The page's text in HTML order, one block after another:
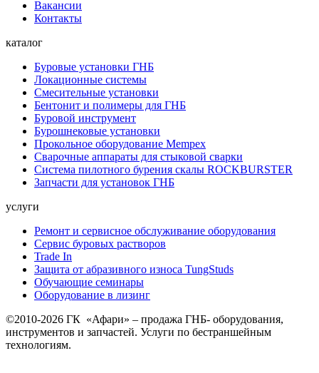
Вакансии
Контакты
каталог
Буровые установки ГНБ
Локационные системы
Смесительные установки
Бентонит и полимеры для ГНБ
Буровой инструмент
Бурошнековые установки
Прокольное оборудование Mempex
Сварочные аппараты для стыковой сварки
Система пилотного бурения скалы ROCKBURSTER
Запчасти для установок ГНБ
услуги
Ремонт и сервисное обслуживание оборудования
Сервис буровых растворов
Trade In
Защита от абразивного износа TungStuds
Обучающие семинары
Оборудование в лизинг
©2010-2026 ГК «Афари» – продажа ГНБ- оборудования,
инструментов и запчастей. Услуги по бестраншейным
технологиям.